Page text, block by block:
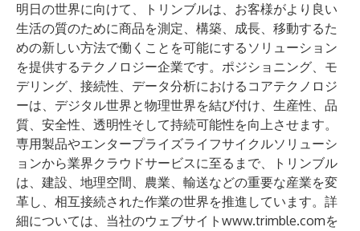
明日の世界に向けて、トリンブルは、お客様がより良い
生活の質のために商品を測定、構築、成長、移動するた
めの新しい方法で働くことを可能にするソリューション
を提供するテクノロジー企業です。ポジショニング、モ
デリング、接続性、データ分析におけるコアテクノロジ
ーは、デジタル世界と物理世界を結び付け、生産性、品
質、安全性、透明性そして持続可能性を向上させます。
専用製品やエンタープライズライフサイクルソリューシ
ョンから業界クラウドサービスに至るまで、トリンブル
は、建設、地理空間、農業、輸送などの重要な産業を変
革し、相互接続された作業の世界を推進しています。詳
細については、当社のウェブサイト www.trimble.comを